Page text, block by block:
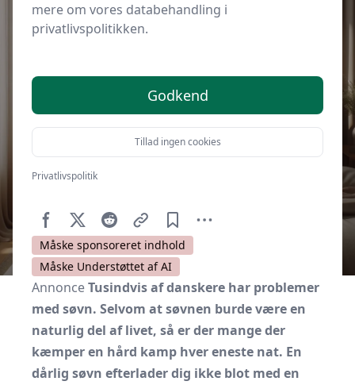
Guide til den søvnløse - sådan
sover du bedre om natten
Måske sponsoreret indhold
Måske Understøttet af AI
AnnonceTusindvis af danskere har problemer
med søvn. Selvom at søvnen burde være en
naturlig del af livet, så er der mange der
kæmper en hård kamp hver eneste nat. En
dårlig søvn efterlader dig ikke blot med en
mere om vores databehandling i
privatlivspolitikken.
Godkend
Tillad ingen cookies
Privatlivspolitik